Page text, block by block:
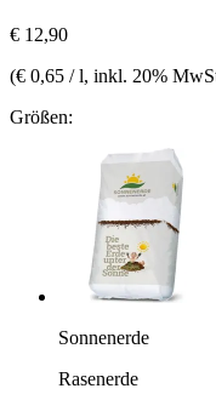
€ 12,90
(€ 0,65 / l, inkl. 20%
Größen:
Sonnenerde
Rasenerde